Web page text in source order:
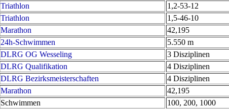
Triathlon 1,2-53-12
Triathlon 1,5-46-10
Marathon 42,195
24h-Schwimmen 5.550 m
DLRG OG Wesseling 3 Disziplinen
DLRG Qualifikation 4 Disziplinen
DLRG Bezirksmeisterschaften 4 Disziplinen
Marathon 42,195
Schwimmen 100, 200, 1000